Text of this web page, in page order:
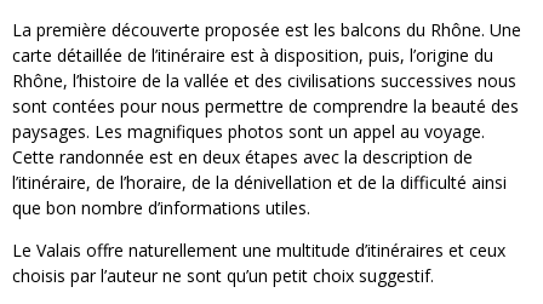
La première découverte proposée est les balcons du Rhône. Une
carte détaillée de l’itinéraire est à disposition, puis, l’origine du
Rhône, l’histoire de la vallée et des civilisations successives nous
sont contées pour nous permettre de comprendre la beauté des
paysages. Les magnifiques photos sont un appel au voyage.
Cette randonnée est en deux étapes avec la description de
l’itinéraire, de l’horaire, de la dénivellation et de la difficulté ainsi
que bon nombre d’informations utiles.
Le Valais offre naturellement une multitude d’itinéraires et ceux
choisis par l’auteur ne sont qu’un petit choix suggestif.